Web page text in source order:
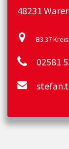
48231
B3.37
02581